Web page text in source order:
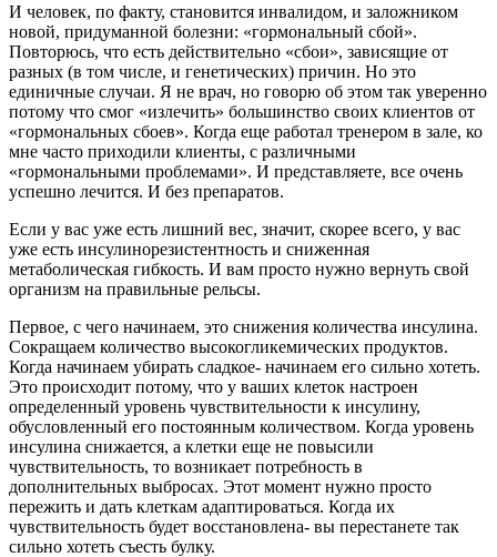
И человек, по факту, становится инвалидом, и заложником
новой, придуманной болезни: «гормональный сбой».
Повторюсь, что есть действительно «сбои», зависящие от
разных (в том числе, и генетических) причин. Но это
единичные случаи. Я не врач, но говорю об этом так уверенно
потому что смог «излечить» большинство своих клиентов от
«гормональных сбоев». Когда еще работал тренером в зале, ко
мне часто приходили клиенты, с различными
«гормональными проблемами». И представляете, все очень
успешно лечится. И без препаратов.
Если у вас уже есть лишний вес, значит, скорее всего, у вас
уже есть инсулинорезистентность и сниженная
метаболическая гибкость. И вам просто нужно вернуть свой
организм на правильные рельсы.
Первое, с чего начинаем, это снижения количества инсулина.
Сокращаем количество высокогликемических продуктов.
Когда начинаем убирать сладкое- начинаем его сильно хотеть.
Это происходит потому, что у ваших клеток настроен
определенный уровень чувствительности к инсулину,
обусловленный его постоянным количеством. Когда уровень
инсулина снижается, а клетки еще не повысили
чувствительность, то возникает потребность в
дополнительных выбросах. Этот момент нужно просто
пережить и дать клеткам адаптироваться. Когда их
чувствительность будет восстановлена- вы перестанете так
сильно хотеть съесть булку.